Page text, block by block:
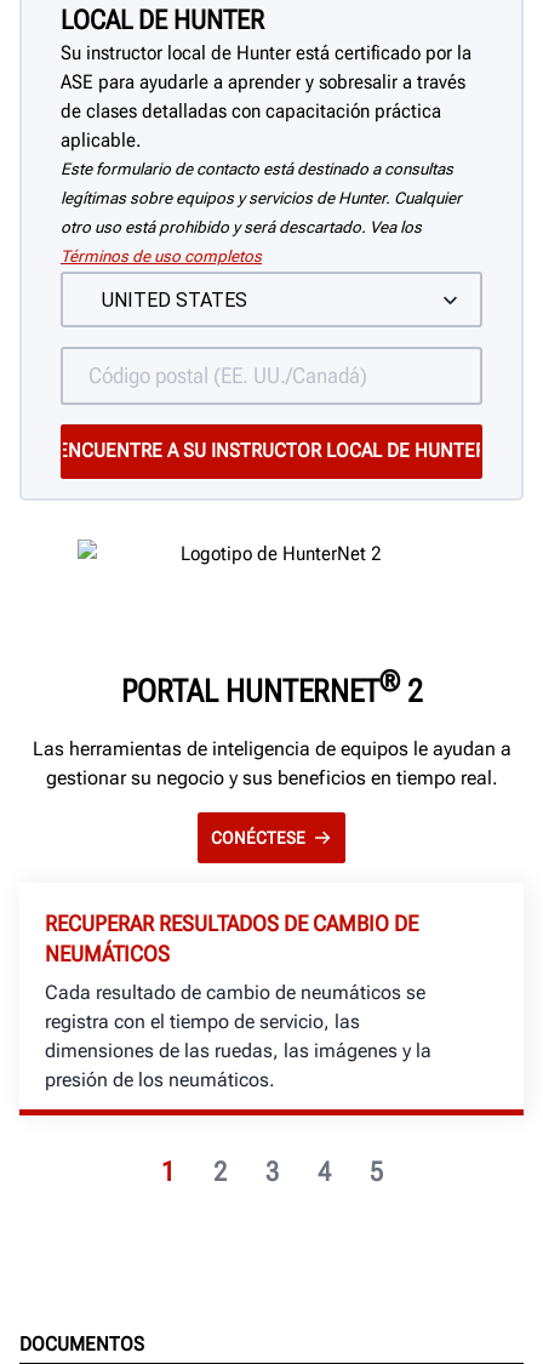
LOCAL DE HUNTER
Su instructor local de Hunter está certificado por la
ASE para ayudarle a aprender y sobresalir a través
de clases detalladas con capacitación práctica
aplicable.
Este formulario de contacto está destinado a consultas
legítimas sobre equipos y servicios de Hunter. Cualquier
otro uso está prohibido y será descartado. Vea los
Términos de uso completos
PORTAL HUNTERNET®2
Las herramientas de inteligencia de equipos le ayudan a
gestionar su negocio y sus beneficios en tiempo real.
CONÉCTESE
1 2 3 4 5
RECUPERAR RESULTADOS DE CAMBIO DE
NEUMÁTICOS
Cada resultado de cambio de neumáticos se
registra con el tiempo de servicio, las
dimensiones de las ruedas, las imágenes y la
presión de los neumáticos.
DOCUMENTOS